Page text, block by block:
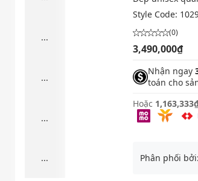
...
...
...
...
Style Code:
(0)
3,490,000₫
Nhận ngay
toán cho
Hoặc
Phân phối bởi: